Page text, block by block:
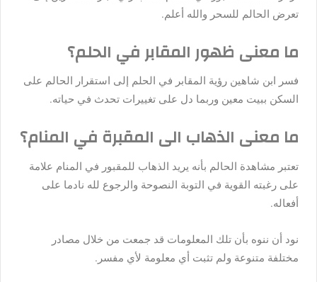
تعرض الحالم للسحر والله أعلم.
ما معنى ظهور المقابر في الحلم؟
فسر ابن شاهين رؤية المقابر في الحلم إلى استقرار الحالم على
السكن ببيت معين وربما دل على تغييرات تحدث في حياته.
ما معنى الذهاب الى المقبرة في المنام؟
تعتبر مشاهدة الحالم بأنه يريد الذهاب للمقبور في المنام علامة
على رغبته القوية في التوبة النصوحة والرجوع لله نادما على
أفعاله.
نود أن ننوه بأن تلك المعلومات قد جمعت من خلال مصادر
مختلفة متنوعة ولم تثبت أي معلومة لأي مفسر.